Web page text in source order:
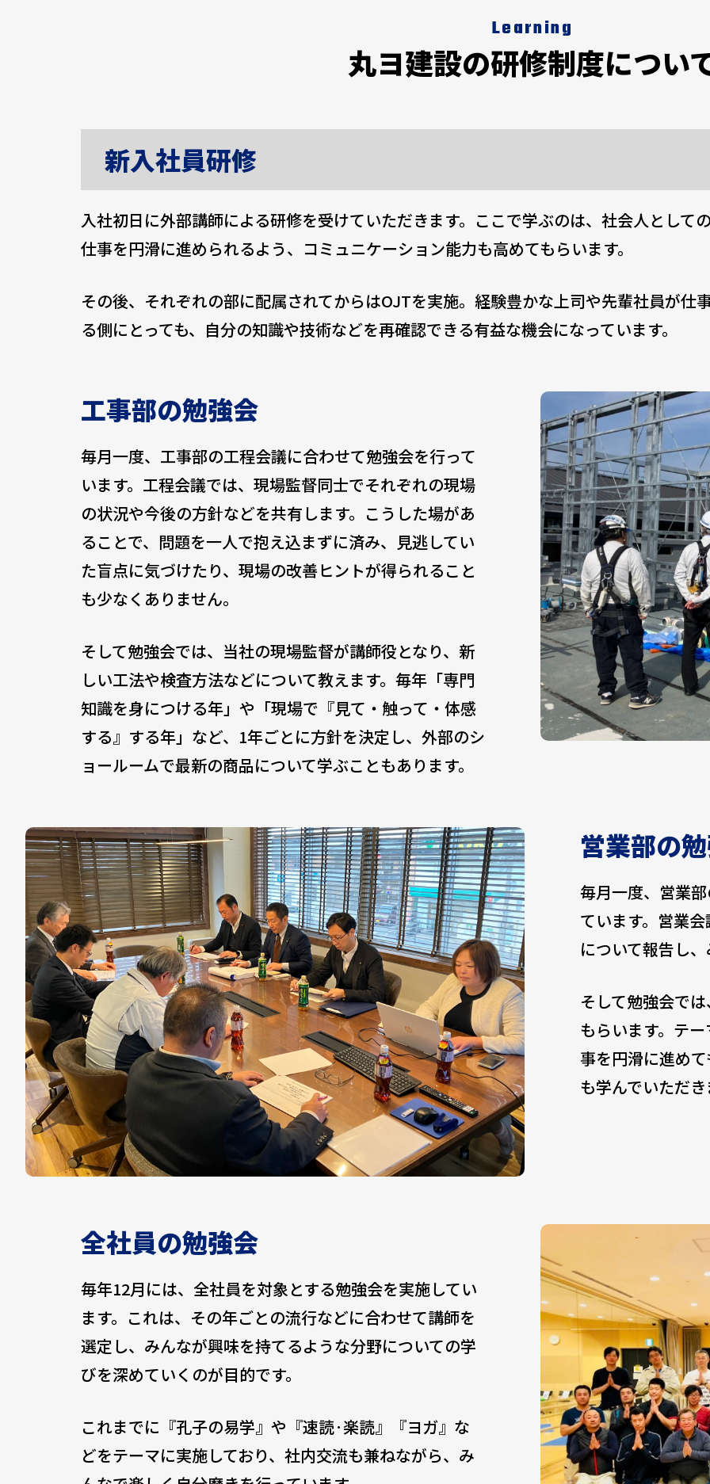
Learning
丸ヨ建設の研修制度につい
新入社員研修
入社初日に外部講師による研修を受けていただきます。ここで学ぶのは、社会人として
仕事を円滑に進められるよう、コミュニケーション能力も高めてもらいます。
その後、それぞれの部に配属されてからはOJTを実施。経験豊かな上司や先輩社員が仕
る側にとっても、自分の知識や技術などを再確認できる有益な機会になっています。
工事部の勉強会
毎月一度、工事部の工程会議に合わせて勉強会を行って
います。工程会議では、現場監督同士でそれぞれの現場
の状況や今後の方針などを共有します。こうした場があ
ることで、問題を一人で抱え込まずに済み、見逃してい
た盲点に気づけたり、現場の改善ヒントが得られること
も少なくありません。
そして勉強会では、当社の現場監督が講師役となり、新
しい工法や検査方法などについて教えます。毎年「専門
知識を身につける年」や「現場で『見て・触って・体感
する』する年」など、1年ごとに方針を決定し、外部のシ
ョールームで最新の商品について学ぶこともあります。
営業部の
毎月一度、営業
ています。営業
について報告し
そして勉強会で
もらいます。テ
事を円滑に進め
も学んでいただ
全社員の勉強会
毎年12月には、全社員を対象とする勉強会を実施してい
ます。これは、その年ごとの流行などに合わせて講師を
選定し、みんなが興味を持てるような分野についての学
びを深めていくのが目的です。
これまでに『孔子の易学』や『速読·楽読』『ヨガ』な
どをテーマに実施しており、社内交流も兼ねながら、み